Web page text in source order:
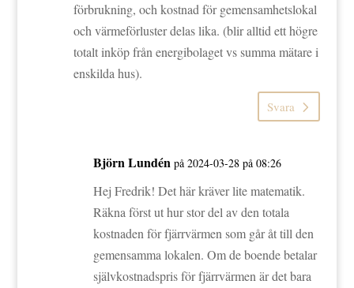
förbrukning, och kostnad för gemensamhetslokal
och värmeförluster delas lika. (blir alltid ett högre
totalt inköp från energibolaget vs summa mätare i
enskilda hus).
Svara
Björn Lundén på 2024-03-28 på 08:26
Hej Fredrik! Det här kräver lite matematik.
Räkna först ut hur stor del av den totala
kostnaden för fjärrvärmen som går åt till den
gemensamma lokalen. Om de boende betalar
självkostnadspris för fjärrvärmen är det bara